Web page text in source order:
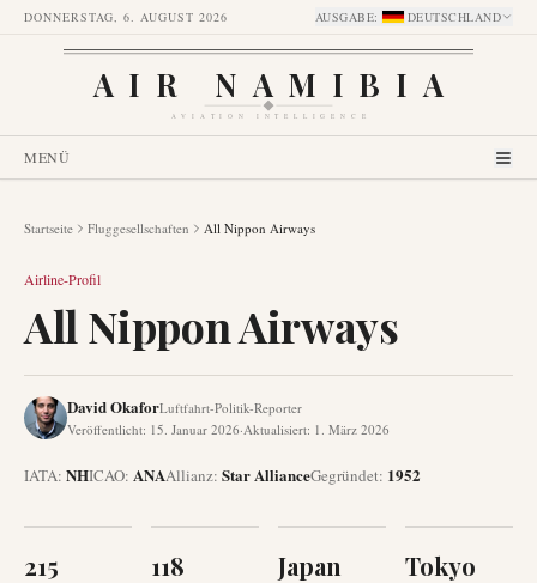
DONNERSTAG, 6. AUGUST 2026 AUSGABE: DEUTSCHLAND
AIR NAMIBIA
AVIATION INTELLIGENCE
MENÜ
Startseite Fluggesellschaften All Nippon Airways
Airline-Profil
All Nippon Airways
David OkaforLuftfahrt-Politik-Reporter
Veröffentlicht: 15. Januar 2026·Aktualisiert: 1. März 2026
IATA: NHICAO: ANAAllianz: Star AllianceGegründet: 1952
215 118 Japan
Tokyo